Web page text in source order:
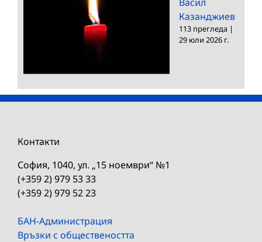
Казанджиев
113 прегледа |
29 юли 2026 г.
Контакти
София, 1040, ул. „15 ноември“ №1
(+359 2) 979 53 33
(+359 2) 979 52 23
БАН-Администрация
Връзки с обществеността